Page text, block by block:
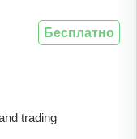
trading
Бесплатно